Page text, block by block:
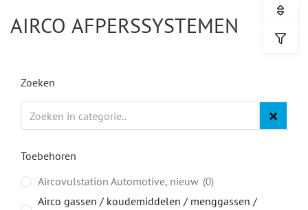
AIRCO AFPERSSYSTEMEN
Zoeken
Toebehoren
Aircovulstation Automotive, nieuw 0
Airco gassen / koudemiddelen / menggassen /